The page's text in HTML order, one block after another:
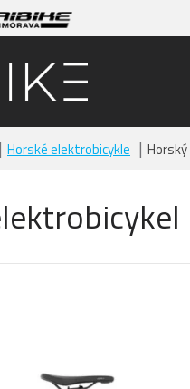
Horské elektrobicykle